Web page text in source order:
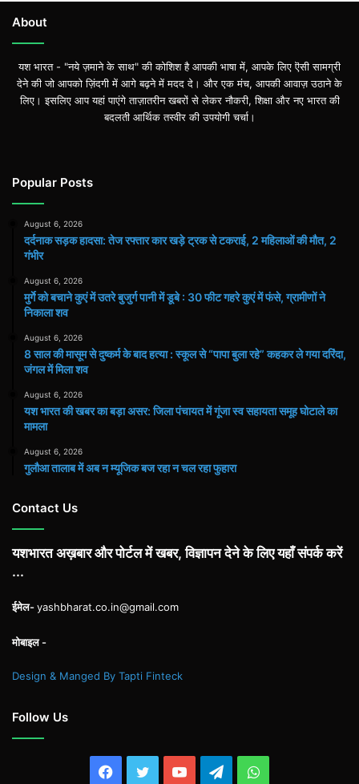
About
यश भारत - "नये ज़माने के साथ" की कोशिश है आपकी भाषा में, आपके लिए ऎसी सामग्री
देने की जो आपको ज़िंदगी में आगे बढ़ने में मदद दे। और एक मंच, आपकी आवाज़ उठाने के
लिए। इसलिए आप यहां पाएंगे ताज़ातरीन खबरों से लेकर नौकरी, शिक्षा और नए भारत की
बदलती आर्थिक तस्वीर की उपयोगी चर्चा।
Popular Posts
August 6, 2026
दर्दनाक सड़क हादसा: तेज रफ्तार कार खड़े ट्रक से टकराई, 2 महिलाओं की मौत, 2
गंभीर
August 6, 2026
मुर्गे को बचाने कुएं में उतरे बुजुर्ग पानी में डूबे : 30 फीट गहरे कुएं में फंसे, ग्रामीणों ने
निकाला शव
August 6, 2026
8 साल की मासूम से दुष्कर्म के बाद हत्या : स्कूल से “पापा बुला रहे” कहकर ले गया दरिंदा,
जंगल में मिला शव
August 6, 2026
यश भारत की खबर का बड़ा असर: जिला पंचायत में गूंजा स्व सहायता समूह घोटाले का
मामला
August 6, 2026
गुलौआ तालाब में अब न म्यूजिक बज रहा न चल रहा फुहारा
Contact Us
यशभारत अख़बार और पोर्टल में खबर, विज्ञापन देने के लिए यहाँ संपर्क करें
...
ईमेल-yashbharat.co.in@gmail.com
मोबाइल -
Design & Manged By Tapti Finteck
Follow Us
Facebook
TwitterYouTubeTelegramWhatsApp